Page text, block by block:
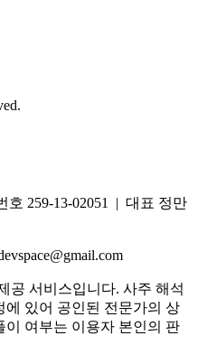
259-13-02051 | 대표 정만
공 서비스입니다. 사주 해석
에 있어 공인된 전문가의 상
이 여부는 이용자 본인의 판